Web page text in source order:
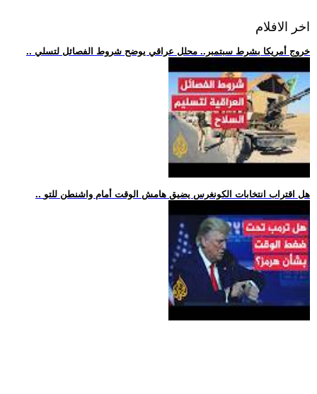
اخر الافلام
.. خروج أمريكا بشرط سبتمبر.. محلل عراقي يوضح شروط الفصائل لتسلي
.. هل اقتراب انتخابات الكونغرس يضيق هامش الوقت أمام واشنطن للتو